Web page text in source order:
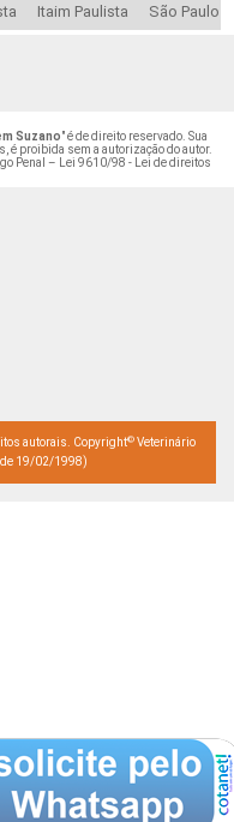
Itaim Paulista São Paulo
Suzano" é de direito reservado. Sua
é proibida sem a autorização do autor.
Penal –
Lei 9610/98 - Lei de direitos
autorais. Copyright© Veterinário
19/02/1998)